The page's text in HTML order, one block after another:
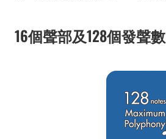
16個聲部及128個發聲數